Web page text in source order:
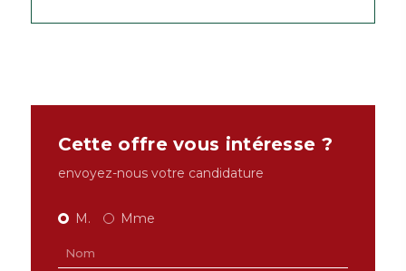
Cette offre vous intéresse ?
envoyez-nous votre candidature
M. Mme